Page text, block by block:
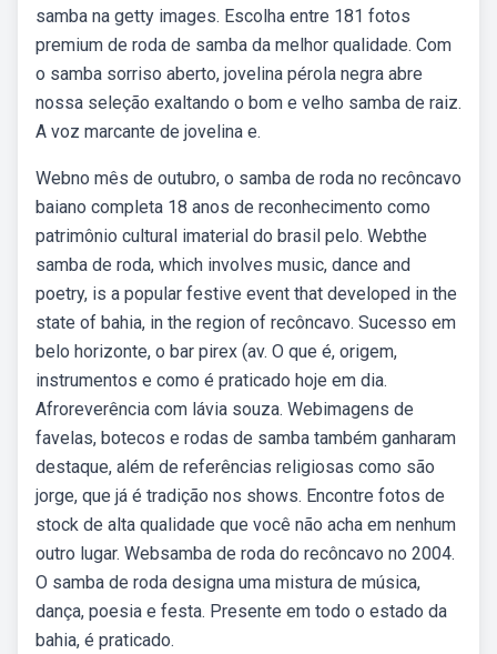
samba na getty images. Escolha entre 181 fotos
premium de roda de samba da melhor qualidade. Com
o samba sorriso aberto, jovelina pérola negra abre
nossa seleção exaltando o bom e velho samba de raiz.
A voz marcante de jovelina e.
Webno mês de outubro, o samba de roda no recôncavo
baiano completa 18 anos de reconhecimento como
patrimônio cultural imaterial do brasil pelo. Webthe
samba de roda, which involves music, dance and
poetry, is a popular festive event that developed in the
state of bahia, in the region of recôncavo. Sucesso em
belo horizonte, o bar pirex (av. O que é, origem,
instrumentos e como é praticado hoje em dia.
Afroreverência com lávia souza. Webimagens de
favelas, botecos e rodas de samba também ganharam
destaque, além de referências religiosas como são
jorge, que já é tradição nos shows. Encontre fotos de
stock de alta qualidade que você não acha em nenhum
outro lugar. Websamba de roda do recôncavo no 2004.
O samba de roda designa uma mistura de música,
dança, poesia e festa. Presente em todo o estado da
bahia, é praticado.